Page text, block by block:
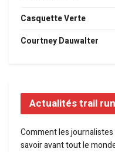
Casquette Verte
Courtney Dauwalter
Actualités trail
Comment les
savoir avant tout le